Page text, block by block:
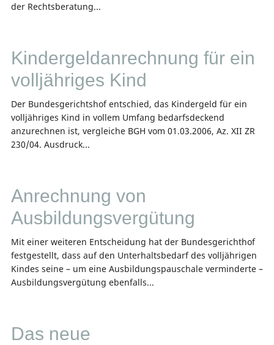
der Rechtsberatung...
Kindergeldanrechnung für ein
volljähriges Kind
Der Bundesgerichtshof entschied, das Kindergeld für ein
volljähriges Kind in vollem Umfang bedarfsdeckend
anzurechnen ist, vergleiche BGH vom 01.03.2006, Az. XII ZR
230/04. Ausdruck...
Anrechnung von
Ausbildungsvergütung
Mit einer weiteren Entscheidung hat der Bundesgerichthof
festgestellt, dass auf den Unterhaltsbedarf des volljährigen
Kindes seine – um eine Ausbildungspauschale verminderte –
Ausbildungsvergütung ebenfalls...
Das neue